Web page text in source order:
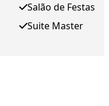
Salão de Festas
Suite Master